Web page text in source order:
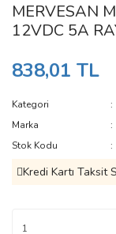
MERVESAN
12VDC 5A
838,01 TL
Kategori
Marka
Stok Kodu
Kredi Kartı Taksit